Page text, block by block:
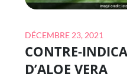
Posted
on
DÉCEMBRE 23, 2021
CONTRE-
D’ALOE VERA